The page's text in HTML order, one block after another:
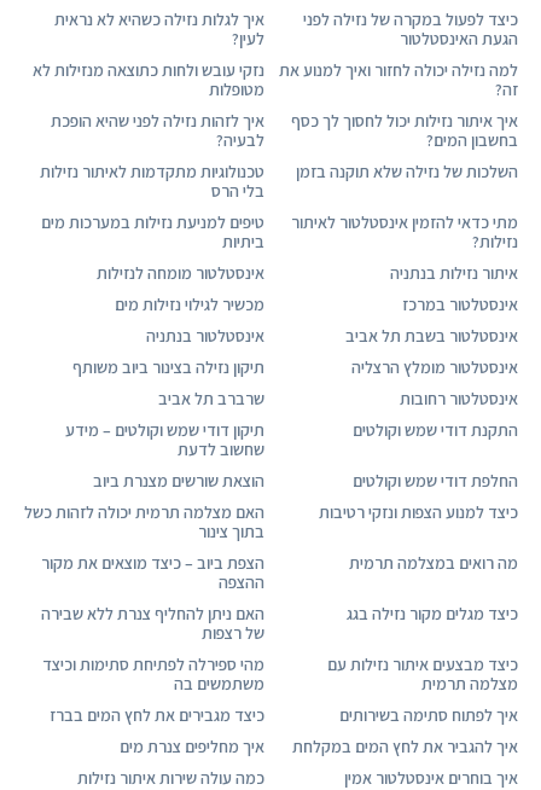
כיצד לפעול במקרה של נזילה לפני
הגעת האינסטלטור
איך לגלות נזילה כשהיא לא נראית
לעין?
למה נזילה יכולה לחזור ואיך למנוע את
זה?
נזקי עובש ולחות כתוצאה מנזילות לא
מטופלות
איך איתור נזילות יכול לחסוך לך כסף
בחשבון המים?
איך לזהות נזילה לפני שהיא הופכת
לבעיה?
השלכות של נזילה שלא תוקנה בזמן
טכנולוגיות מתקדמות לאיתור נזילות
בלי הרס
מתי כדאי להזמין אינסטלטור לאיתור
נזילות?
טיפים למניעת נזילות במערכות מים
ביתיות
איתור נזילות בנתניה
אינסטלטור מומחה לנזילות
אינסטלטור במרכז
מכשיר לגילוי נזילות מים
אינסטלטור בשבת תל אביב
אינסטלטור בנתניה
אינסטלטור מומלץ הרצליה
תיקון נזילה בצינור ביוב משותף
אינסטלטור רחובות
שרברב תל אביב
התקנת דודי שמש וקולטים
תיקון דודי שמש וקולטים – מידע
שחשוב לדעת
החלפת דודי שמש וקולטים
הוצאת שורשים מצנרת ביוב
כיצד למנוע הצפות ונזקי רטיבות
האם מצלמה תרמית יכולה לזהות כשל
בתוך צינור
מה רואים במצלמה תרמית
הצפת ביוב – כיצד מוצאים את מקור
ההצפה
כיצד מגלים מקור נזילה בגג
האם ניתן להחליף צנרת ללא שבירה
של רצפות
כיצד מבצעים איתור נזילות עם
מצלמה תרמית
מהי ספירלה לפתיחת סתימות וכיצד
משתמשים בה
איך לפתוח סתימה בשירותים
כיצד מגבירים את לחץ המים בברז
איך להגביר את לחץ המים במקלחת
איך מחליפים צנרת מים
איך בוחרים אינסטלטור אמין
כמה עולה שירות איתור נזילות